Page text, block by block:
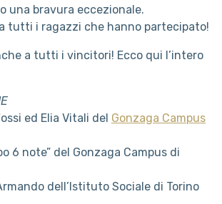
una bravura eccezionale.
tutti i ragazzi che hanno partecipato!
a tutti i vincitori! Ecco qui l’intero
ed Elia Vitali del Gonzaga Campus
6 note” del Gonzaga Campus di
dell’Istituto Sociale di Torino